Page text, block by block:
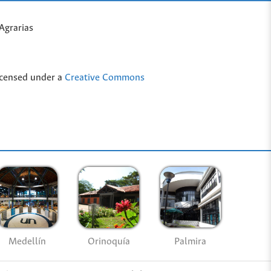
under a Creative Commons
Medellín Orinoquía Palmira